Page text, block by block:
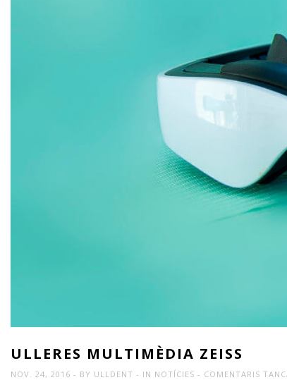
ULLERES MULTIMÈDIA ZEISS
NOV. 24, 2016 BY ULLDENT IN NOTÍCIES COMENTARIS